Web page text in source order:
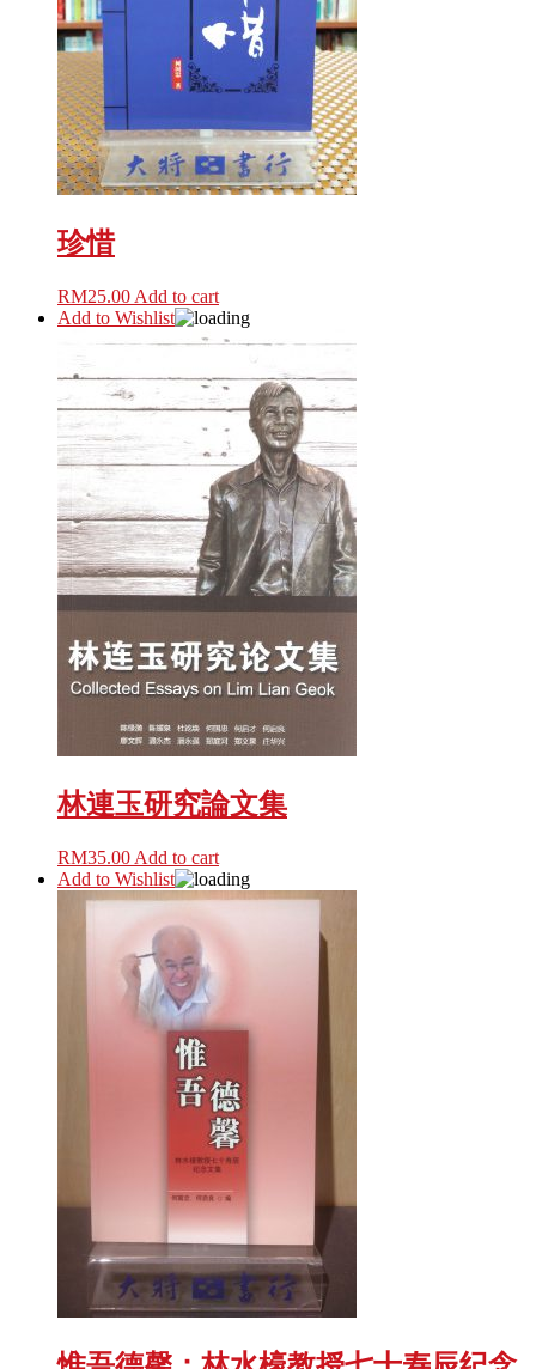
珍惜
RM25.00 Add to cart
Add to Wishlist
林連玉研究論文集
RM35.00 Add to cart
Add to Wishlist